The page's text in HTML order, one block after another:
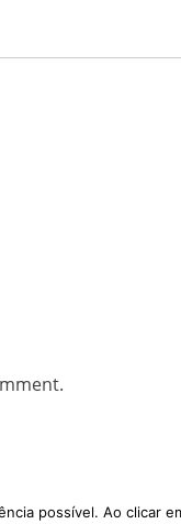
possível. Ao clicar